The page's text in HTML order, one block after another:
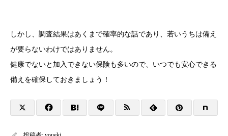
しかし、調査結果はあくまで確率的な話であり、若いうちは備え
が要らないわけではありません。
健康でないと加入できない保険も多いので、いつでも安心できる
備えを確保しておきましょう！